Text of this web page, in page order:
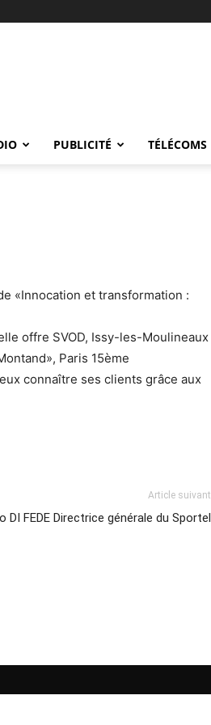
PUBLICITÉ TÉLÉCOMS
«Innocation et transformation :
offre SVOD, Issy-les-Moulineaux
Paris 15ème
connaître ses clients grâce aux
Article suivant
DI FEDE Directrice générale du Sportel